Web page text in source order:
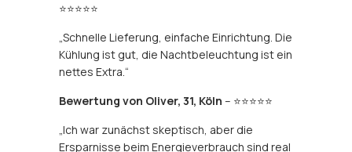
⭐⭐⭐⭐⭐
„Schnelle Lieferung, einfache Einrichtung. Die
Kühlung ist gut, die Nachtbeleuchtung ist ein
nettes Extra.“
Bewertung von Oliver, 31, Köln – ⭐⭐⭐⭐⭐
„Ich war zunächst skeptisch, aber die
Ersparnisse beim Energieverbrauch sind real